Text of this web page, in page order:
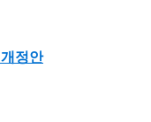
정안